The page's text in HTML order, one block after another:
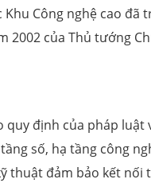
Công nghệ cao đã
2002 của Thủ tướng
quy định của pháp luật
số, hạ tầng công
thuật đảm bảo kết nối